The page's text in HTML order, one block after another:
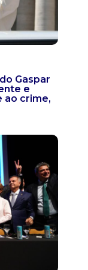
Gaspar
e
ao crime,